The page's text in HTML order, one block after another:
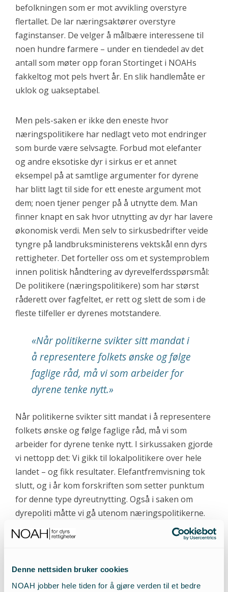
Denne nettsiden bruker cookies
NOAH jobber hele tiden for å gjøre verden til et bedre
befolkningen som er mot avvikling overstyre
flertallet. De lar næringsaktører overstyre
faginstanser. De velger å målbære interessene til
noen hundre farmere – under en tiendedel av det
antall som møter opp foran Stortinget i NOAHs
fakkeltog mot pels hvert år. En slik handlemåte er
uklok og uakseptabel.
Men pels-saken er ikke den eneste hvor
næringspolitikere har nedlagt veto mot endringer
som burde være selvsagte. Forbud mot elefanter
og andre eksotiske dyr i sirkus er et annet
eksempel på at samtlige argumenter for dyrene
har blitt lagt til side for ett eneste argument mot
dem; noen tjener penger på å utnytte dem. Man
finner knapt en sak hvor utnytting av dyr har lavere
økonomisk verdi. Men selv to sirkusbedrifter veide
tyngre på landbruksministerens vektskål enn dyrs
rettigheter. Det forteller oss om et systemproblem
innen politisk håndtering av dyrevelferdsspørsmål:
De politikere (næringspolitikere) som har størst
råderett over fagfeltet, er rett og slett de som i de
fleste tilfeller er dyrenes motstandere.
«Når politikerne svikter sitt mandat i
å representere folkets ønske og følge
faglige råd, må vi som arbeider for
dyrene tenke nytt.»
Når politikerne svikter sitt mandat i å representere
folkets ønske og følge faglige råd, må vi som
arbeider for dyrene tenke nytt. I sirkussaken gjorde
vi nettopp det: Vi gikk til lokalpolitikere over hele
landet – og fikk resultater. Elefantfremvisning tok
slutt, og i år kom forskriften som setter punktum
for denne type dyreutnytting. Også i saken om
dyrepoliti måtte vi gå utenom næringspolitikerne.
Da dyrepoliti først ble brakt opp for
landbruksministeren, var svarene avvisende, til
dette i programmet. Det kom aldri til å bli noe av,
ble det sagt. Ikke lang tid etter ble det noe av. Det